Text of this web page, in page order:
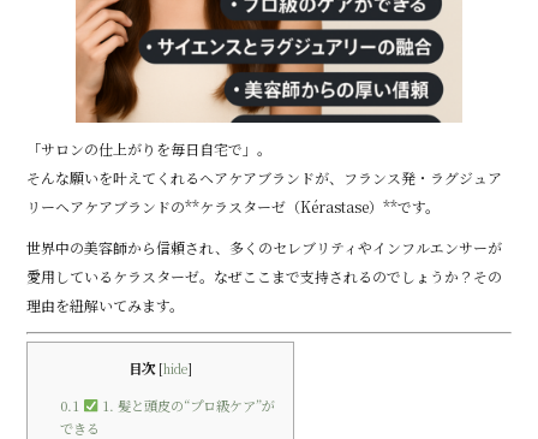
「サロンの仕上がりを毎日自宅で」。
そんな願いを叶えてくれるヘアケアブランドが、フランス発・ラグジュア
リーヘアケアブランドの**ケラスターゼ（Kérastase）**です。
世界中の美容師から信頼され、多くのセレブリティやインフルエンサーが
愛用しているケラスターゼ。なぜここまで支持されるのでしょうか？その
理由を紐解いてみます。
目次 [hide]
0.1
1. 髪と頭皮の“プロ級ケア”が
できる